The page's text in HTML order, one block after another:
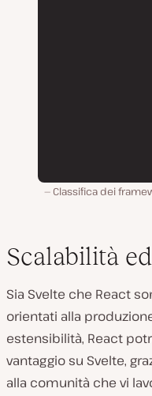
Classifica dei
Scalabilità
Sia Svelte che React
orientati alla
estensibilità, React
vantaggio su Svelte,
alla comunità che vi